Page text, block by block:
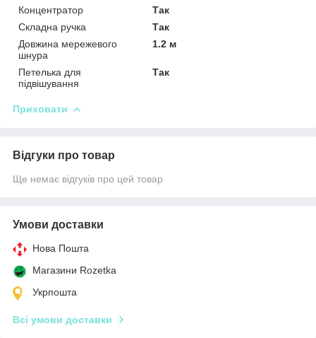
Концентратор
Так
Складна ручка
Так
Довжина мережевого
шнура
1.2 м
Петелька для
підвішування
Так
Приховати
Відгуки про товар
Ще немає відгуків про цей товар
Умови доставки
Нова Пошта
Магазини Rozetka
Укрпошта
Всі умови доставки